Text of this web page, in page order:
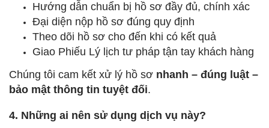
Hướng dẫn chuẩn bị hồ sơ đầy đủ, chính xác
Đại diện nộp hồ sơ đúng quy định
Theo dõi hồ sơ cho đến khi có kết quả
Giao Phiếu Lý lịch tư pháp tận tay khách hàng
Chúng tôi cam kết xử lý hồ sơ nhanh – đúng luật –
bảo mật thông tin tuyệt đối.
4. Những ai nên sử dụng dịch vụ này?